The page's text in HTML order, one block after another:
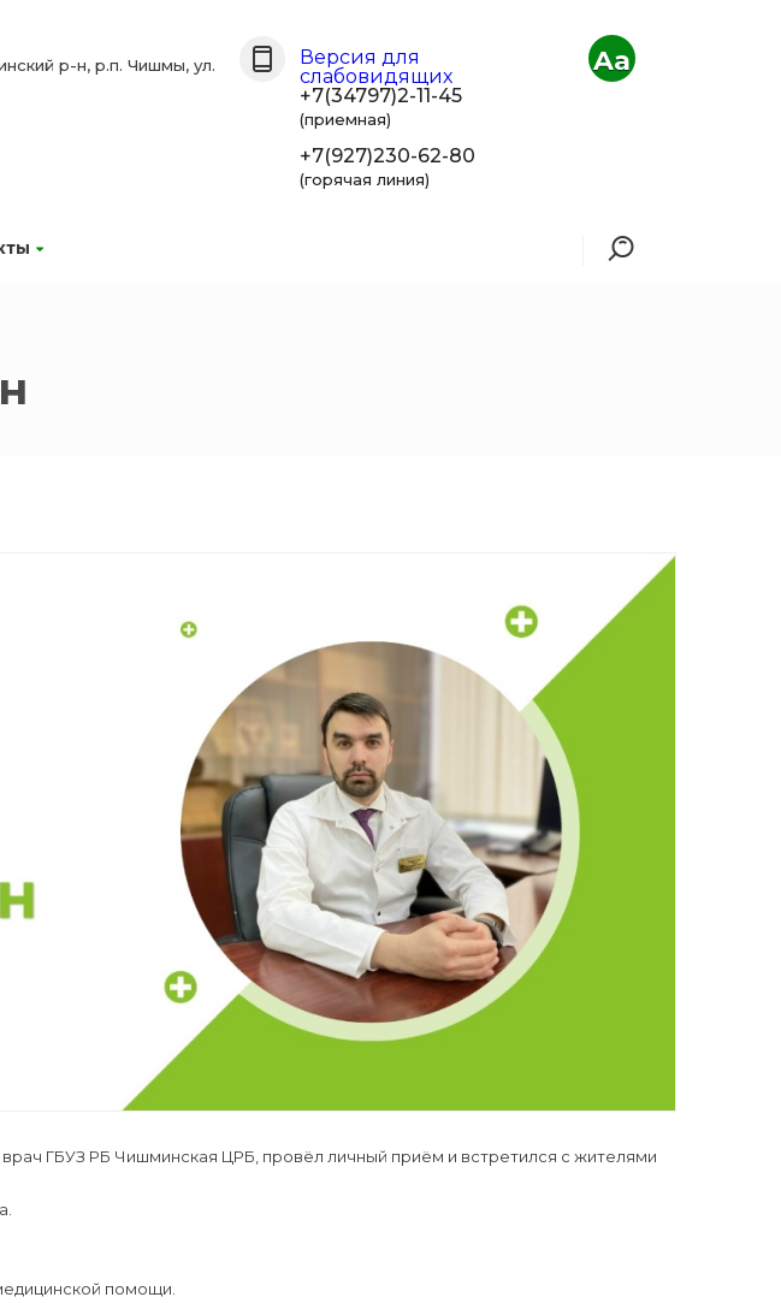
р-н, р.п. Чишмы, ул.
Версия для
слабовидящих
+7(34797)2-11-45
(приемная)
+7(927)230-62-80
(горячая линия)
Aa
ГБУЗ РБ Чишминская ЦРБ, провёл личный приём и встретился с жителями
помощи.